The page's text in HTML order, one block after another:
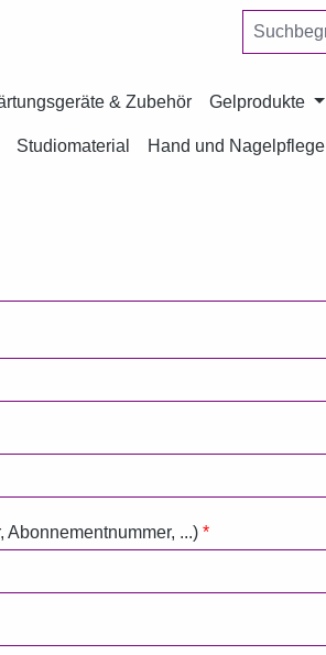
& Zubehör Gelprodukte
Studiomaterial Hand und Nagelpflege
Abonnementnummer, ...) *